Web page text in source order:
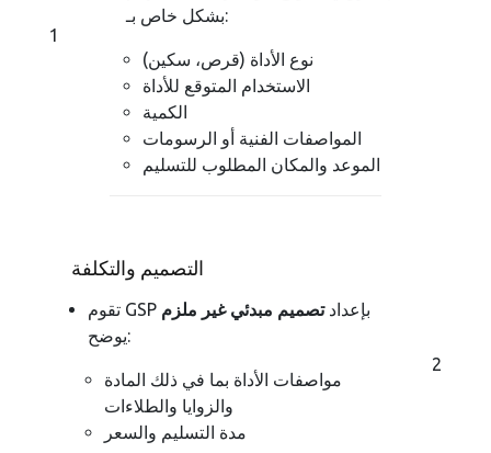
1
بشكل خاص بـ:
نوع الأداة (قرص، سكين)
الاستخدام المتوقع للأداة
الكمية
المواصفات الفنية أو الرسومات
الموعد والمكان المطلوب للتسليم
التصميم والتكلفة
تقوم GSP بإعدادتصميم مبدئي غير ملزم
يوضح:
مواصفات الأداة بما في ذلك المادة
والزوايا والطلاءات
مدة التسليم والسعر
2